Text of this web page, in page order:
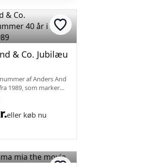
Maj 1978
& Co. Jubilæumsnummer 40 år
af Anders And
1989, som markerer
(1949-1989). Bladet
med Donald
indeholder diverse
eller køb nu